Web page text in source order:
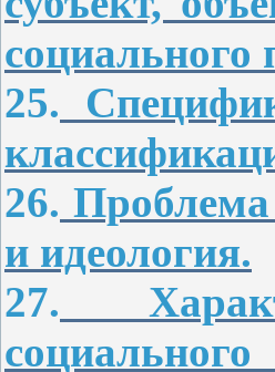
социального
25.
26.
и идеология.
27.